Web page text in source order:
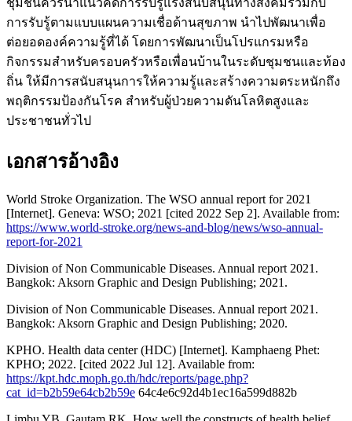
ชุมชนควรนำแนวคิดการรับรู้แรงสนับสนุนทางสังคมร่วมกับ
การรับรู้ตามแบบแผนความเชื่อด้านสุขภาพ นำไปพัฒนาเพื่อ
ต่อยอดองค์ความรู้ที่ได้ โดยการพัฒนาเป็นโปรแกรมหรือ
กิจกรรมสำหรับครอบครัวหรือเพื่อนบ้านในระดับชุมชนและท้อง
ถิ่น ให้มีการสนับสนุนการให้ความรู้และสร้างความตระหนักถึง
พฤติกรรมป้องกันโรค สำหรับผู้ป่วยความดันโลหิตสูงและ
ประชาชนทั่วไป
เอกสารอ้างอิง
World Stroke Organization. The WSO annual report for 2021
[Internet]. Geneva: WSO; 2021 [cited 2022 Sep 2]. Available from:
https://www.world-stroke.org/news-and-blog/news/wso-annual-
report-for-2021
Division of Non Communicable Diseases. Annual report 2021.
Bangkok: Aksorn Graphic and Design Publishing; 2021.
Division of Non Communicable Diseases. Annual report 2021.
Bangkok: Aksorn Graphic and Design Publishing; 2020.
KPHO. Health data center (HDC) [Internet]. Kamphaeng Phet:
KPHO; 2022. [cited 2022 Jul 12]. Available from:
https://kpt.hdc.moph.go.th/hdc/reports/page.php?
cat_id=b2b59e64cb2b59e 64c4e6c92d4b1ec16a599d882b